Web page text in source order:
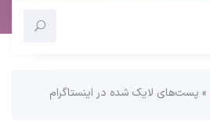
» پست‌های لایک شده در اینستاگرام